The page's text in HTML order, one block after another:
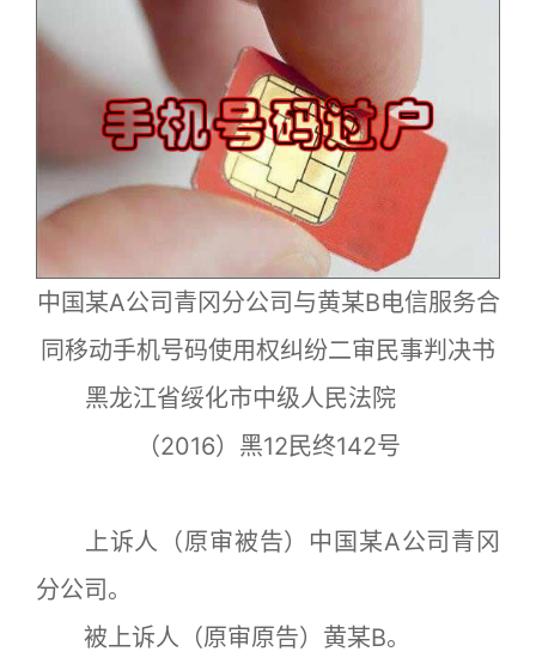
中国某A公司青冈分公司与黄某B电信服务合
同移动手机号码使用权纠纷二审民事判决书
黑龙江省绥化市中级人民法院
（2016）黑12民终142号
上诉人（原审被告）中国某A公司青冈
分公司。
被上诉人（原审原告）黄某B。